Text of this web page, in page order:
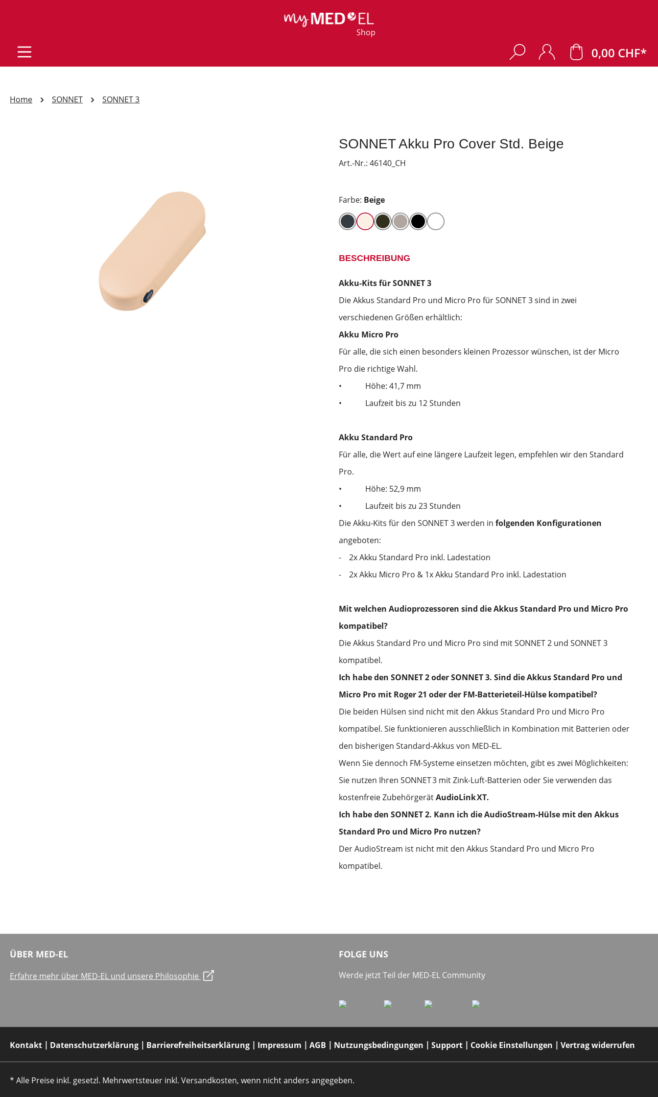
Shop
0,00 CHF*
Home SONNET SONNET 3
SONNET Akku Pro Cover Std. Beige
Art.-Nr.: 46140_CH
Farbe: Beige
BESCHREIBUNG
Akku-Kits für SONNET 3
Die Akkus Standard Pro und Micro Pro für SONNET 3 sind in zwei
verschiedenen Größen erhältlich:
Akku Micro Pro
Für alle, die sich einen besonders kleinen Prozessor wünschen, ist der Micro
Pro die richtige Wahl.
•
Höhe: 41,7 mm
•
Laufzeit bis zu 12 Stunden
Akku Standard Pro
Für alle, die Wert auf eine längere Laufzeit legen, empfehlen wir den Standard
Pro.
•
Höhe: 52,9 mm
•
Laufzeit bis zu 23 Stunden
Die Akku-Kits für den SONNET 3 werden in folgenden Konfigurationen
angeboten:
-
2x Akku Standard Pro inkl. Ladestation
-
2x Akku Micro Pro & 1x Akku Standard Pro inkl. Ladestation
Mit welchen Audioprozessoren sind die Akkus Standard Pro und Micro Pro
kompatibel?
Die Akkus Standard Pro und Micro Pro sind mit SONNET 2 und SONNET 3
kompatibel.
Ich habe den SONNET 2 oder SONNET 3. Sind die Akkus Standard Pro und
Micro Pro mit Roger 21 oder der FM-Batterieteil-Hülse kompatibel?
Die beiden Hülsen sind nicht mit den Akkus Standard Pro und Micro Pro
kompatibel. Sie funktionieren ausschließlich in Kombination mit Batterien oder
den bisherigen Standard‑Akkus von MED‑EL.
Wenn Sie dennoch FM-Systeme einsetzen möchten, gibt es zwei Möglichkeiten:
Sie nutzen Ihren SONNET3 mit Zink-Luft-Batterien oder Sie verwenden das
kostenfreie ZubehörgerätAudioLinkXT.
Ich habe den SONNET 2. Kann ich die AudioStream-Hülse mit den Akkus
Standard Pro und Micro Pro nutzen?
Der AudioStream ist nicht mit den Akkus Standard Pro und Micro Pro
kompatibel.
ÜBER MED-EL
Erfahre mehr über MED-EL und unsere Philosophie
FOLGE UNS
Werde jetzt Teil der MED-EL Community
Kontakt Datenschutzerklärung Barrierefreiheitserklärung Impressum AGB Nutzungsbedingungen Support Cookie Einstellungen Vertrag widerrufen
* Alle Preise inkl. gesetzl. Mehrwertsteuer inkl. Versandkosten, wenn nicht anders angegeben.